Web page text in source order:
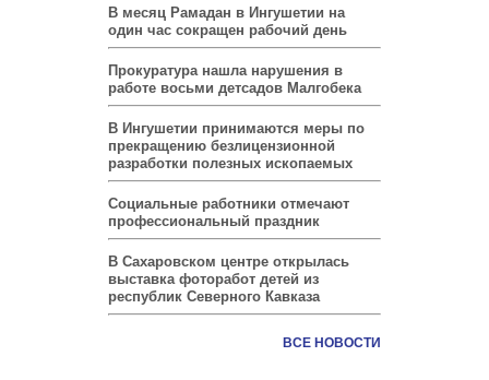
В месяц Рамадан в Ингушетии на
один час сокращен рабочий день
Прокуратура нашла нарушения в
работе восьми детсадов Малгобека
В Ингушетии принимаются меры по
прекращению безлицензионной
разработки полезных ископаемых
Социальные работники отмечают
профессиональный праздник
В Сахаровском центре открылась
выставка фоторабот детей из
республик Северного Кавказа
ВСЕ НОВОСТИ